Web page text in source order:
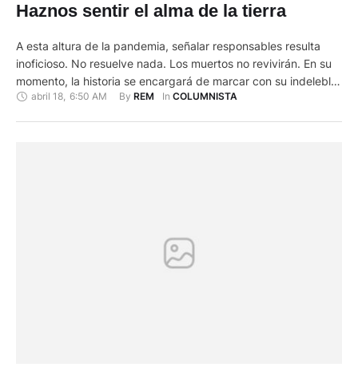
Haznos sentir el alma de la tierra
A esta altura de la pandemia, señalar responsables resulta
inoficioso. No resuelve nada. Los muertos no revivirán. En su
momento, la historia se encargará de marcar con su indeleble
tinta a los culpables. Hasta tanto, hagamos de esta la hora en
abril 18 6:50 AM By REM In COLUMNISTA